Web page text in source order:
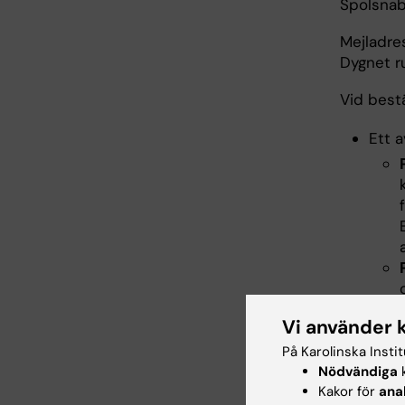
Dygnet
Vid
Ett
Vi använder
På Karolinska
Nödvändiga
Kakor för